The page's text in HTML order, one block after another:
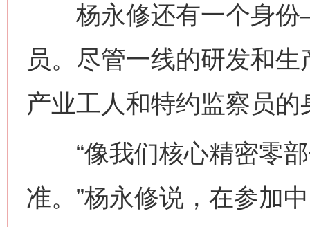
杨永修还有一个身份
员。尽管一线的研发和
产业工人和特约监察员
“像我们核心精密零部
准。”杨永修说，在参加